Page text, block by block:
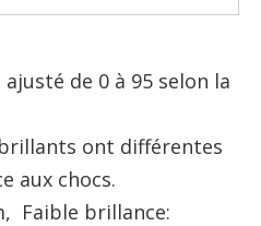
de 0 à 95 selon la
ont différentes
aux chocs.
brillance: